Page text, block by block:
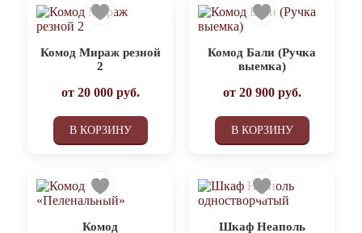
Комод Мираж резной
2
от 20 000руб.
В КОРЗИНУ
Комод Бали (Ручка
выемка)
от 20 900руб.
В КОРЗИНУ
Комод
Шкаф Неаполь